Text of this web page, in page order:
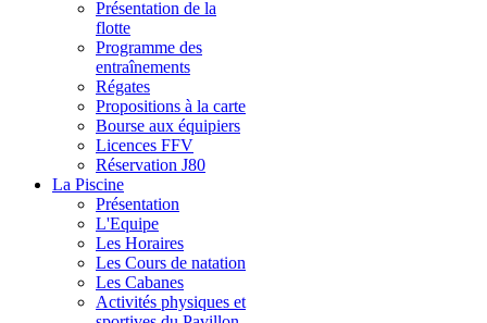
Présentation de la
flotte
Programme des
entraînements
Régates
Propositions à la carte
Bourse aux équipiers
Licences FFV
Réservation J80
La Piscine
Présentation
L'Equipe
Les Horaires
Les Cours de natation
Les Cabanes
Activités physiques et